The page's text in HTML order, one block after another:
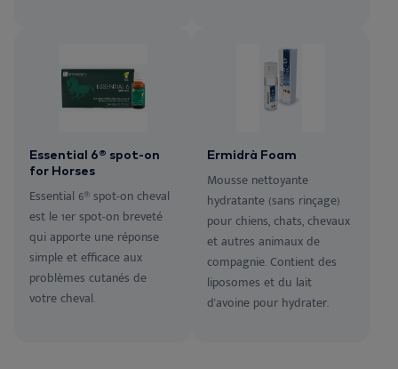
Essential 6® spot-on
for Horses
Essential 6® spot-on cheval
est le 1er spot-on breveté
qui apporte une réponse
simple et efficace aux
problèmes cutanés de
votre cheval.
Ermidrà Foam
Mousse nettoyante
hydratante (sans rinçage)
pour chiens, chats, chevaux
et autres animaux de
compagnie. Contient des
liposomes et du lait
d'avoine pour hydrater.